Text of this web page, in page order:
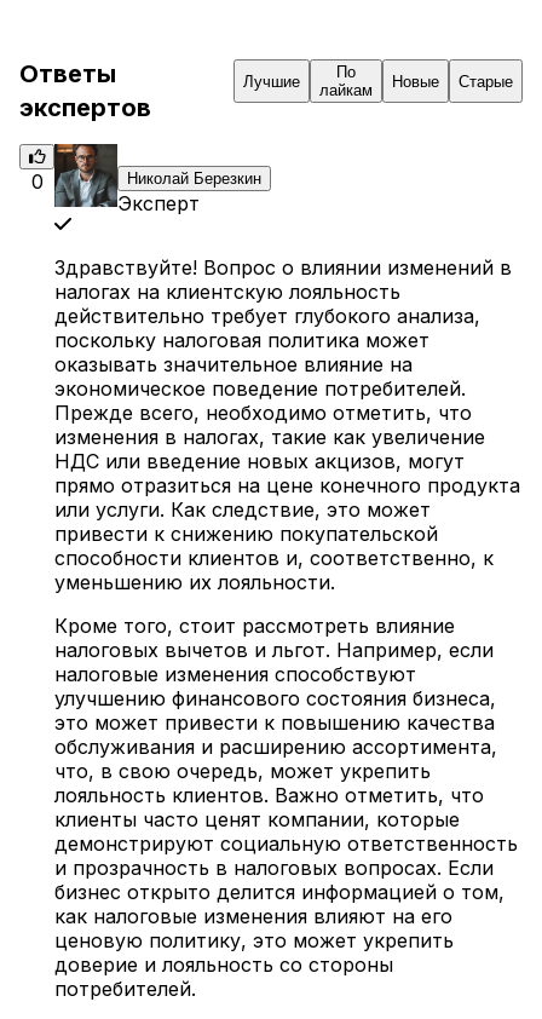
Ответы
экспертов
Лучшие
По
лайкам
Новые Старые
0 Николай Березкин
Эксперт
Здравствуйте! Вопрос о влиянии изменений в
налогах на клиентскую лояльность
действительно требует глубокого анализа,
поскольку налоговая политика может
оказывать значительное влияние на
экономическое поведение потребителей.
Прежде всего, необходимо отметить, что
изменения в налогах, такие как увеличение
НДС или введение новых акцизов, могут
прямо отразиться на цене конечного продукта
или услуги. Как следствие, это может
привести к снижению покупательской
способности клиентов и, соответственно, к
уменьшению их лояльности.
Кроме того, стоит рассмотреть влияние
налоговых вычетов и льгот. Например, если
налоговые изменения способствуют
улучшению финансового состояния бизнеса,
это может привести к повышению качества
обслуживания и расширению ассортимента,
что, в свою очередь, может укрепить
лояльность клиентов. Важно отметить, что
клиенты часто ценят компании, которые
демонстрируют социальную ответственность
и прозрачность в налоговых вопросах. Если
бизнес открыто делится информацией о том,
как налоговые изменения влияют на его
ценовую политику, это может укрепить
доверие и лояльность со стороны
потребителей.